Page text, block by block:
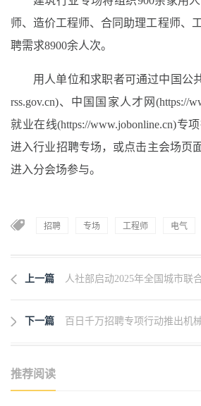
师、造价工程师、合同助理工程师、
聘需求8900余人次。
用人单位和求职者可通过中国公
rss.gov.cn)、中国国家人才网(https://
就业在线(https://www.jobonline.cn)专
进入行业招聘专场，或点击主会场页
进入分会场参与。
招聘 专场 工程师 电气
上一篇 人社部启动2025年全国城市联
下一篇 百日千万招聘专项行动推出机
推荐阅读